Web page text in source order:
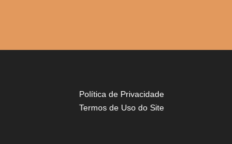
Política de Privacidade
Termos de Uso do Site